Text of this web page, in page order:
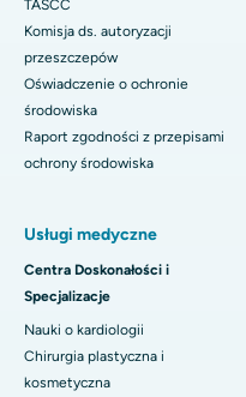
TASCC
Komisja ds. autoryzacji
przeszczepów
Oświadczenie o ochronie
środowiska
Raport zgodności z przepisami
ochrony środowiska
Usługi medyczne
Centra Doskonałości i
Specjalizacje
Nauki o kardiologii
Chirurgia plastyczna i
kosmetyczna